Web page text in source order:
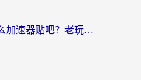
海外玩龙之谷2用什么加速器贴吧？老玩家实测推荐，附新加坡猎魂觉醒国外剑与远征加速攻略